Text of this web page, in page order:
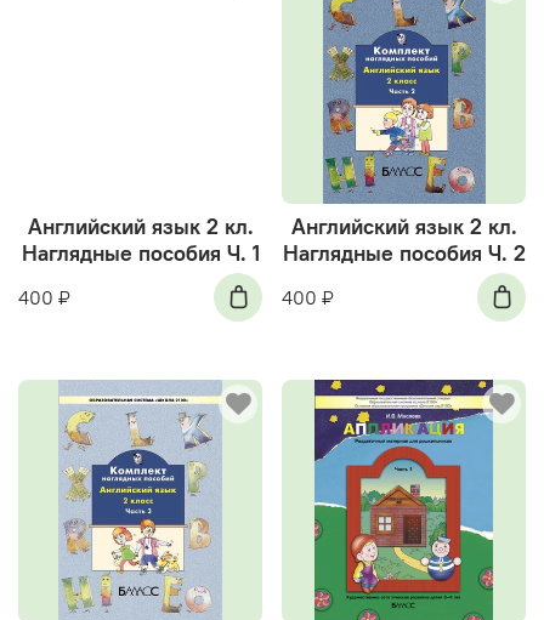
Английский язык 2 кл.
Наглядные пособия Ч. 1
400 ₽
Английский язык 2 кл.
Наглядные пособия Ч. 2
400 ₽